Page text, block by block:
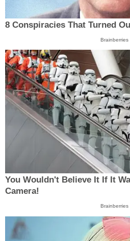
8 Conspiracies That Turned
Brainberries
You Wouldn't Believe It If It
Camera!
Brainberries